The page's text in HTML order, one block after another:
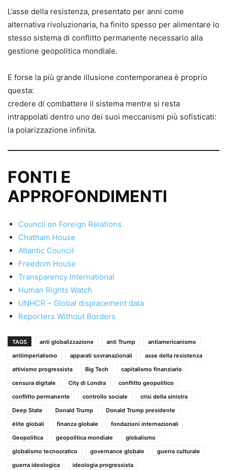
L’asse della resistenza, presentato per anni come
alternativa rivoluzionaria, ha finito spesso per alimentare lo
stesso sistema di conflitto permanente necessario alla
gestione geopolitica mondiale.
E forse la più grande illusione contemporanea è proprio
questa:
credere di combattere il sistema mentre si resta
intrappolati dentro uno dei suoi meccanismi più sofisticati:
la polarizzazione infinita.
FONTI E
APPROFONDIMENTI
Council on Foreign Relations
Chatham House
Atlantic Council
Freedom House
Transparency International
Human Rights Watch
UNHCR – Global displacement data
Reporters Without Borders
TAGS anti globalizzazione anti Trump
antiamericanismo
antiimperialismo
apparati sovranazionali
asse della resistenza
attivismo progressista
Big Tech
capitalismo finanziario
censura digitale
City di Londra
conflitto geopolitico
conflitto permanente
controllo sociale
crisi della sinistra
Deep State
Donald Trump
Donald Trump presidente
élite globali
finanza globale
fondazioni internazionali
Geopolitica
geopolitica mondiale
globalismo
globalismo tecnocratico
governance globale
guerra culturale
guerra ideologica
ideologia progressista